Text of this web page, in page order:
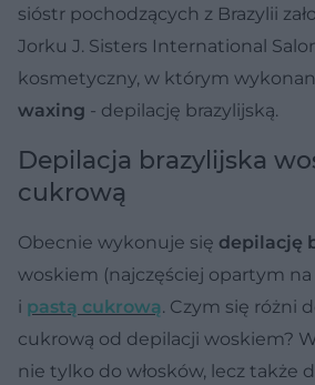
sióstr pochodzących z Brazylii
Jorku J. Sisters International
kosmetyczny, w którym
waxing - depilację brazylijską.
Depilacja brazylijska
cukrową
Obecnie wykonuje się depilację
woskiem (najczęściej opartym
i pastą cukrową. Czym się różni
cukrową od depilacji woskiem?
nie tylko do włosków, lecz także